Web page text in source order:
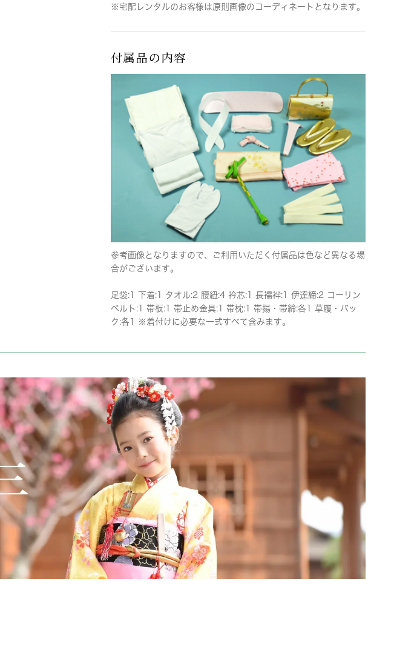
※宅配レンタルのお客様は原則画像のコーディネートとなります。
付属品の内容
参考画像となりますので、ご利用いただく付属品は色など異なる場
合がございます。
足袋:1 下着:1 タオル:2 腰紐:4 衿芯:1 長襦袢:1 伊達締:2 コーリン
ベルト:1 帯板:1 帯止め金具:1 帯枕:1 帯揚・帯締:各1 草履・バッ
ク:各1 ※着付けに必要な一式すべて含みます。